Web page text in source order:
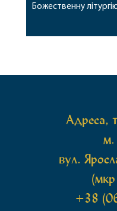
Божественну
Богородиці села
Адреса,
м.
вул.
+38